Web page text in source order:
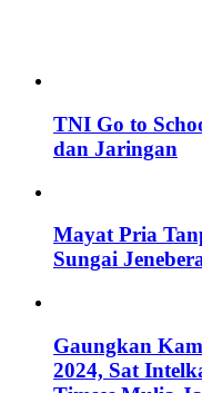
TNI Go to
dan Jaringan
Mayat Pria
Sungai
Gaungkan
2024, Sat